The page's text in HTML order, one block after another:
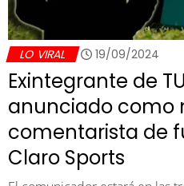
LO VIRAL 19/09/2024
Exintegrante de
anunciado como
comentarista de
Claro Sports